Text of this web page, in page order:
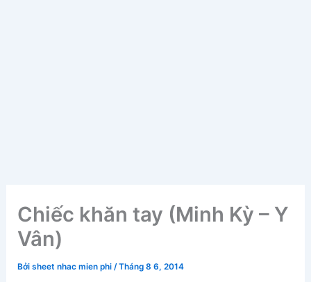
Chiếc khăn tay (Minh Kỳ – Y
Vân)
Bởisheet nhac mien phi/Tháng 8 6, 2014